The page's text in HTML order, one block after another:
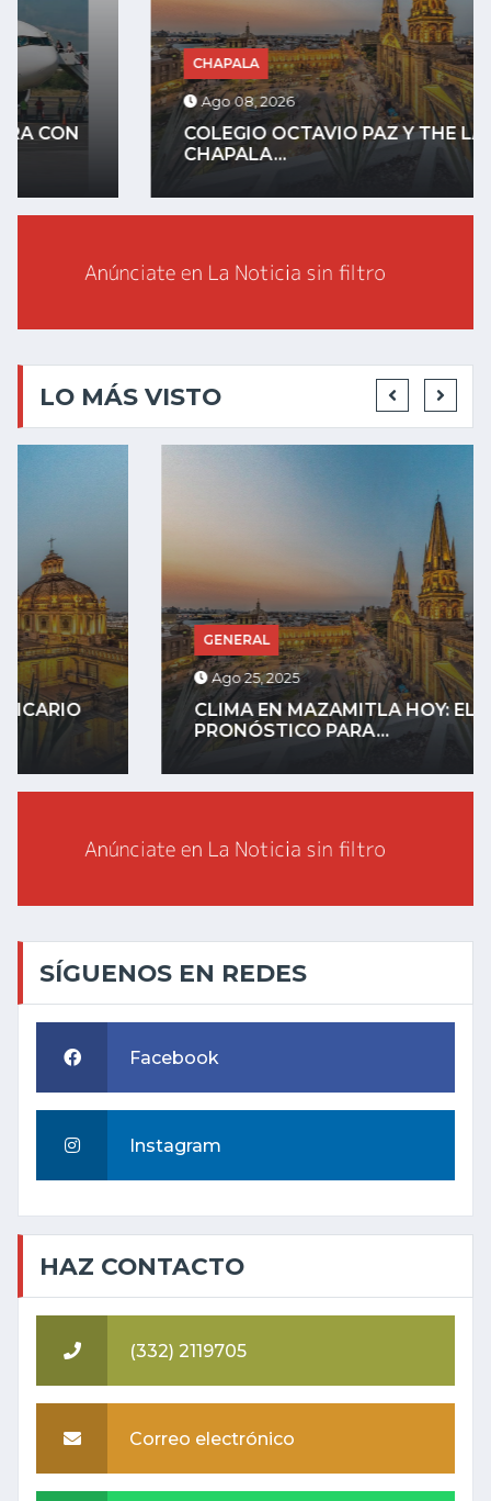
CHAPALA
Ago 08, 2026
COLEGIO OCTAVIO PAZ Y THE LAKE
LO MÁS VISTO
GENERAL
Ago 25, 2025
CLIMA EN MAZAMITLA HOY: EL
PRONÓSTICO PARA...
SÍGUENOS EN REDES
Facebook
Instagram
HAZ CONTACTO
(332) 2119705
Correo electrónico